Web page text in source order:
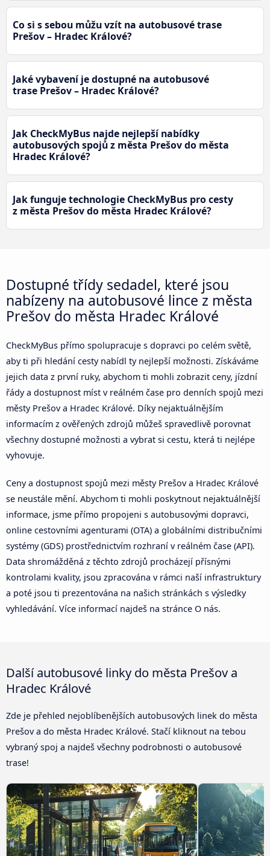
Co si s sebou můžu vzít na autobusové trase
Prešov – Hradec Králové?
Jaké vybavení je dostupné na autobusové
trase Prešov – Hradec Králové?
Jak CheckMyBus najde nejlepší nabídky
autobusových spojů z města Prešov do města
Hradec Králové?
Jak funguje technologie CheckMyBus pro cesty
z města Prešov do města Hradec Králové?
Dostupné třídy sedadel, které jsou
nabízeny na autobusové lince z města
Prešov do města Hradec Králové
CheckMyBus přímo spolupracuje s dopravci po celém světě,
aby ti při hledání cesty nabídl ty nejlepší možnosti. Získáváme
jejich data z první ruky, abychom ti mohli zobrazit ceny, jízdní
řády a dostupnost míst v reálném čase pro denních spojů mezi
městy Prešov a Hradec Králové. Díky nejaktuálnějším
informacím z ověřených zdrojů můžeš spravedlivě porovnat
všechny dostupné možnosti a vybrat si cestu, která ti nejlépe
vyhovuje.
Ceny a dostupnost spojů mezi městy Prešov a Hradec Králové
se neustále mění. Abychom ti mohli poskytnout nejaktuálnější
informace, jsme přímo propojeni s autobusovými dopravci,
online cestovními agenturami (OTA) a globálními distribučními
systémy (GDS) prostřednictvím rozhraní v reálném čase (API).
Data shromážděná z těchto zdrojů procházejí přísnými
kontrolami kvality, jsou zpracována v rámci naší infrastruktury
a poté jsou ti prezentována na našich stránkách s výsledky
vyhledávání. Více informací najdeš na stránce O nás.
Další autobusové linky do města Prešov a
Hradec Králové
Zde je přehled nejoblíbenějších autobusových linek do města
Prešov a do města Hradec Králové. Stačí kliknout na tebou
vybraný spoj a najdeš všechny podrobnosti o autobusové
trase!